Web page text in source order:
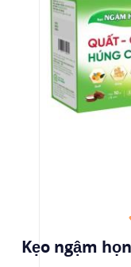
Kẹo ngậm